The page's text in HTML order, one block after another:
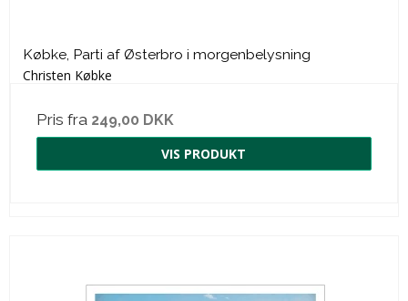
Købke, Parti af Østerbro i morgenbelysning
Christen Købke
Pris fra 249,00 DKK
VIS PRODUKT